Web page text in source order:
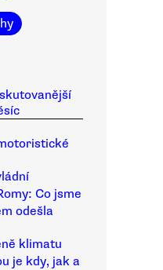
Co jsme
odešla
klimatu
je kdy, jak a